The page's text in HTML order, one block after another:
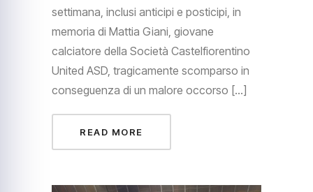
settimana, inclusi anticipi e posticipi, in
memoria di Mattia Giani, giovane
calciatore della Società Castelfiorentino
United ASD, tragicamente scomparso in
conseguenza di un malore occorso […]
READ MORE